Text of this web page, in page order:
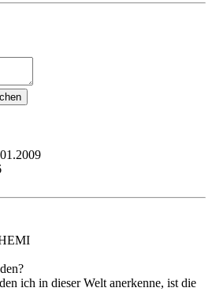
ich in dieser Welt anerkenne, ist die